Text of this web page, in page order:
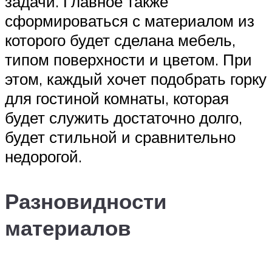
сформироваться с материалом из
которого будет сделана мебель,
типом поверхности и цветом. При
этом, каждый хочет подобрать горку
для гостиной комнаты, которая
будет служить достаточно долго,
будет стильной и сравнительно
недорогой.
Разновидности
материалов